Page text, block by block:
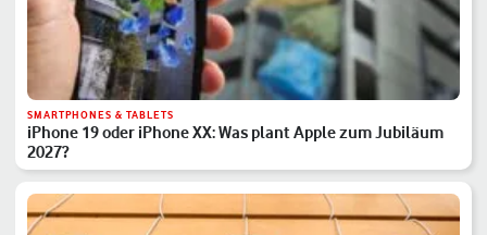
SMARTPHONES & TABLETS
iPhone 19 oder iPhone XX: Was plant Apple zum Jubiläum
2027?